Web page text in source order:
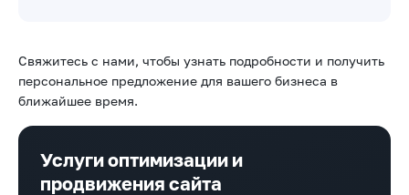
Свяжитесь с нами, чтобы узнать подробности и получить
персональное предложение для вашего бизнеса в
ближайшее время.
Услуги оптимизации и
продвижения сайта